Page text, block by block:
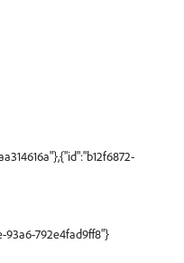
93a6-792e4fad9ff8"}